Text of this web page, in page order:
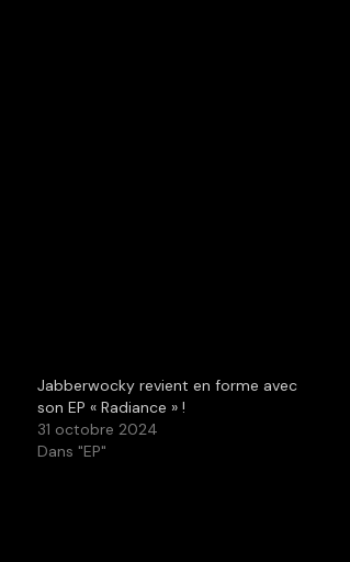
Jabberwocky revient en forme avec
son EP « Radiance » !
31 octobre 2024
Dans "EP"